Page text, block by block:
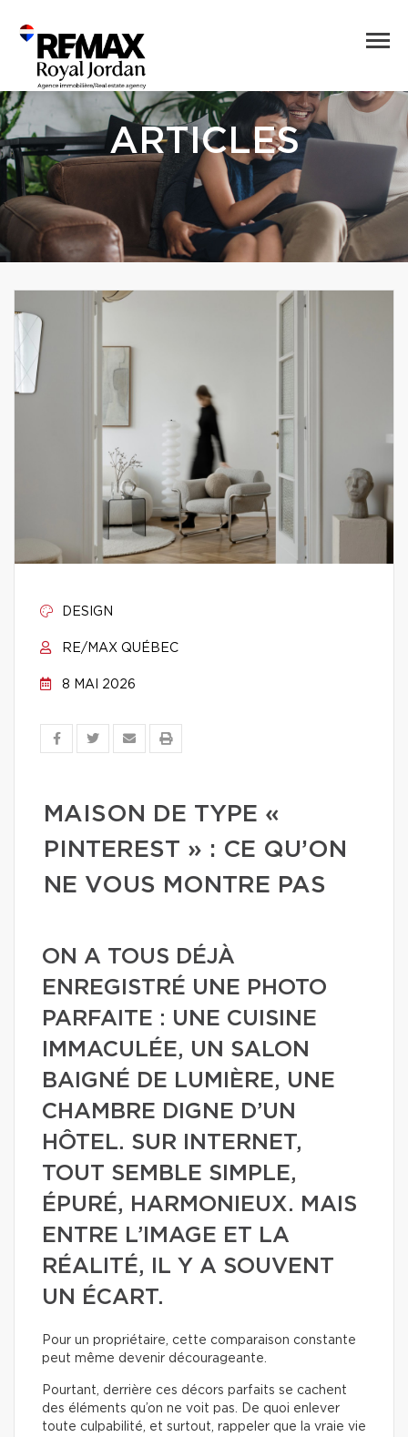
ARTICLES
DESIGN
RE/MAX QUÉBEC
8 MAI 2026
MAISON DE TYPE «
PINTEREST » : CE QU’ON
NE VOUS MONTRE PAS
ON A TOUS DÉJÀ
ENREGISTRÉ UNE PHOTO
PARFAITE : UNE CUISINE
IMMACULÉE, UN SALON
BAIGNÉ DE LUMIÈRE, UNE
CHAMBRE DIGNE D’UN
HÔTEL. SUR INTERNET,
TOUT SEMBLE SIMPLE,
ÉPURÉ, HARMONIEUX. MAIS
ENTRE L’IMAGE ET LA
RÉALITÉ, IL Y A SOUVENT
UN ÉCART.
Pour un propriétaire, cette comparaison constante
peut même devenir décourageante.
Pourtant, derrière ces décors parfaits se cachent
des éléments qu’on ne voit pas. De quoi enlever
toute culpabilité, et surtout, rappeler que la vraie vie